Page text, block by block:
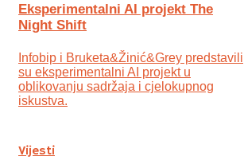
Eksperimentalni AI projekt The
Night Shift
Infobip i Bruketa&Žinić&Grey predstavili
su eksperimentalni AI projekt u
oblikovanju sadržaja i cjelokupnog
iskustva.
Vijesti